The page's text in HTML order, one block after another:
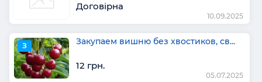
Договірна
10.09.2025
З Закупаем вишню без хвостиков, св...
12 грн.
05.07.2025